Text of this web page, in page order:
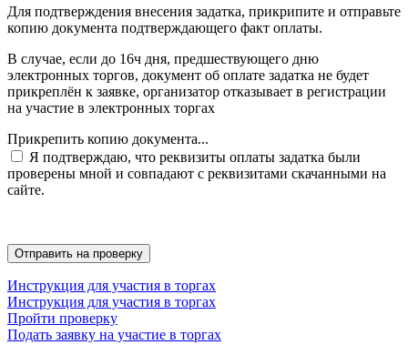
Для подтверждения внесения задатка, прикрипите и отправьте
копию документа подтверждающего факт оплаты.
В случае, если до 16ч дня, предшествующего дню
электронных торгов, документ об оплате задатка не будет
прикреплён к заявке, организатор отказывает в регистрации
на участие в электронных торгах
Прикрепить копию документа...
Я подтверждаю, что реквизиты оплаты задатка были
проверены мной и совпадают с реквизитами скачанными на
сайте.
Инструкция для участия в торгах
Инструкция для участия в торгах
Пройти проверку
Подать заявку на участие в торгах